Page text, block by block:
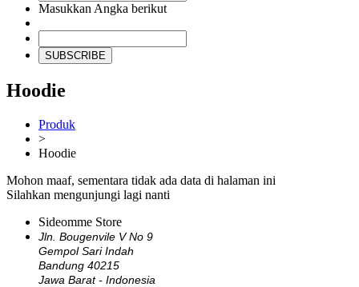
Masukkan Angka berikut
SUBSCRIBE
Hoodie
Produk
>
Hoodie
Mohon maaf, sementara tidak ada data di halaman ini
Silahkan mengunjungi lagi nanti
Sideomme Store
Jln. Bougenvile V No 9
Gempol Sari Indah
Bandung 40215
Jawa Barat - Indonesia